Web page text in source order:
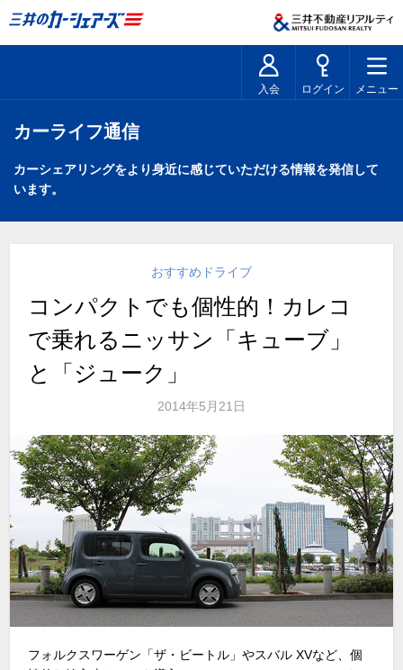
入会 ログイン メニュー
カーライフ通信
カーシェアリングをより身近に感じていただける情報を発信して
います。
おすすめドライブ
コンパクトでも個性的！カレコ
で乗れるニッサン「キューブ」
と「ジューク」
2014年5月21日
フォルクスワーゲン「ザ・ビートル」やスバル XVなど、個